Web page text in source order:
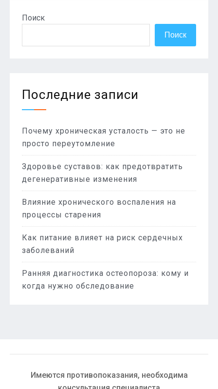
Поиск
Поиск
Последние записи
Почему хроническая усталость — это не
просто переутомление
Здоровье суставов: как предотвратить
дегенеративные изменения
Влияние хронического воспаления на
процессы старения
Как питание влияет на риск сердечных
заболеваний
Ранняя диагностика остеопороза: кому и
когда нужно обследование
Имеются противопоказания, необходима